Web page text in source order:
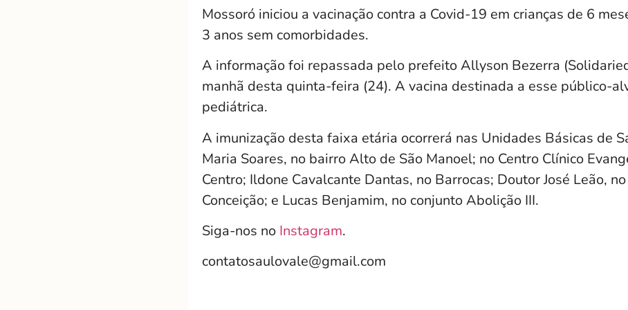
Mossoró iniciou a vacinação contra a Covid-19 em crianças de 6
3 anos sem comorbidades.
A informação foi repassada pelo prefeito Allyson Bezerra
manhã desta quinta-feira (24). A vacina destinada a esse público-
pediátrica.
A imunização desta faixa etária ocorrerá nas Unidades Básicas de
Maria Soares, no bairro Alto de São Manoel; no Centro Clínico
Centro; Ildone Cavalcante Dantas, no Barrocas; Doutor José Leão,
Conceição; e Lucas Benjamim, no conjunto Abolição III.
Siga-nos no Instagram.
contatosaulovale@gmail.com